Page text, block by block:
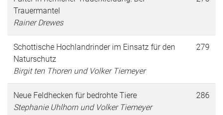
Trauermantel
Rainer Drewes
Schottische Hochlandrinder im Einsatz für den
Naturschutz
Birgit ten Thoren und Volker Tiemeyer
279
Neue Feldhecken für bedrohte Tiere
Stephanie Uhlhorn und Volker Tiemeyer
286